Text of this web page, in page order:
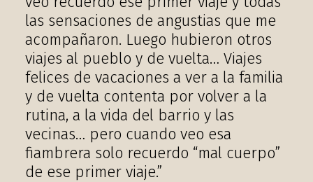
las sensaciones de angustias que me
acompañaron. Luego hubieron otros
viajes al pueblo y de vuelta… Viajes
felices de vacaciones a ver a la familia
y de vuelta contenta por volver a la
rutina, a la vida del barrio y las
vecinas… pero cuando veo esa
fiambrera solo recuerdo “mal cuerpo”
de ese primer viaje.”